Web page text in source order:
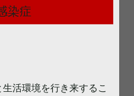
染症
活環境を行き来するこ